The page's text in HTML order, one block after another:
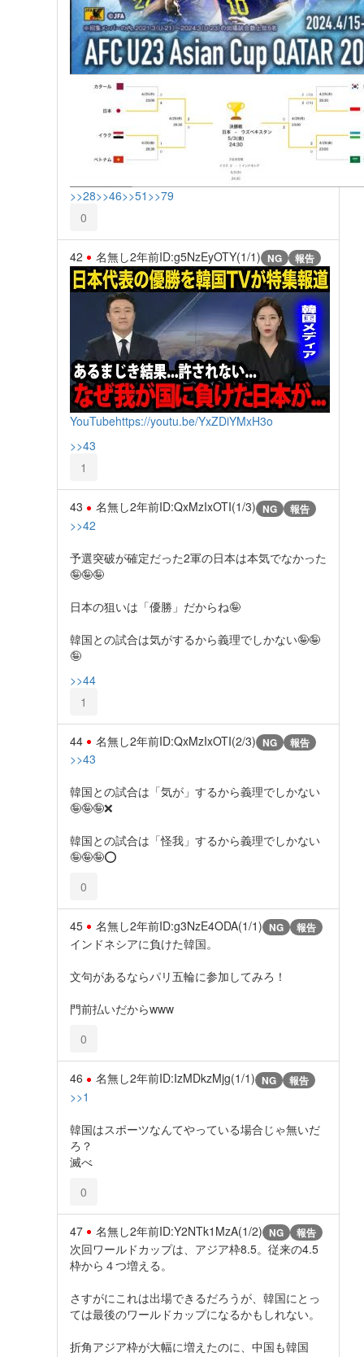
>>28>>46>>51 >>79
0
42 名無し2年前ID:g5NzEyOTY(1/1) NG 報告
YouTubehttps://youtu.be/YxZDiYMxH3o
>>43
1
43 名無し2年前ID:QxMzIxOTI(1/3) NG 報告
>>42
予選突破が確定だった2軍の日本は本気でなかった
🤪🤪🤪
日本の狙いは「優勝」だからね🤪
韓国との試合は気がするから義理でしかない🤪🤪
🤪
>>44
1
44 名無し2年前ID:QxMzIxOTI(2/3) NG 報告
>>43
韓国との試合は「気が」するから義理でしかない
🤪🤪🤪❌
韓国との試合は「怪我」するから義理でしかない
🤪🤪🤪⭕️
0
45 名無し2年前ID:g3NzE4ODA(1/1) NG 報告
インドネシアに負けた韓国。
文句があるならパリ五輪に参加してみろ！
門前払いだからwww
0
46 名無し2年前ID:IzMDkzMjg(1/1) NG 報告
>>1
韓国はスポーツなんてやっている場合じゃ無いだ
ろ？
滅べ
0
47 名無し2年前ID:Y2NTk1MzA(1/2) NG 報告
次回ワールドカップは、アジア枠8.5。従来の4.5
枠から４つ増える。
さすがにこれは出場できるだろうが、韓国にとっ
ては最後のワールドカップになるかもしれない。
折角アジア枠が大幅に増えたのに、中国も韓国